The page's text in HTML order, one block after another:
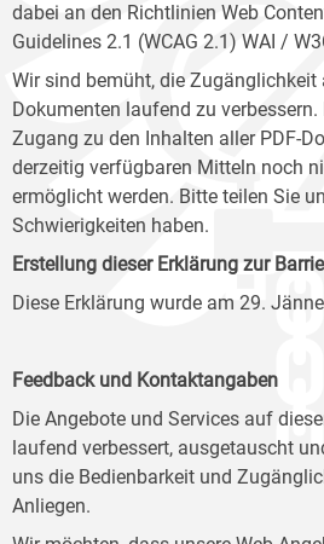
dabei an den Richtlinien Web
Guidelines 2.1 (WCAG 2.1) WAI /
Wir sind bemüht, die Zugänglichkeit
Dokumenten laufend zu verbessern.
Zugang zu den Inhalten aller PDF-
derzeitig verfügbaren Mitteln noch
ermöglicht werden. Bitte teilen Sie
Schwierigkeiten haben.
Erstellung dieser Erklärung zur
Diese Erklärung wurde am 29.
Feedback und Kontaktangaben
Die Angebote und Services auf
laufend verbessert, ausgetauscht
uns die Bedienbarkeit und
Anliegen.